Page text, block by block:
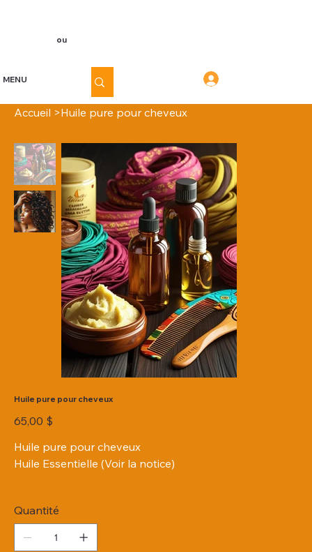
ou
MENU
Accueil >Huile pure pour cheveux
Huile pure pour cheveux
Prix
65,00 $
Huile pure pour cheveux
Huile Essentielle (Voir la notice)
Quantité